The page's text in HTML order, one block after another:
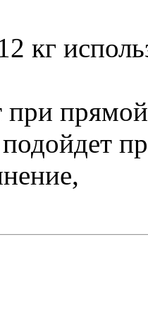
кг
при